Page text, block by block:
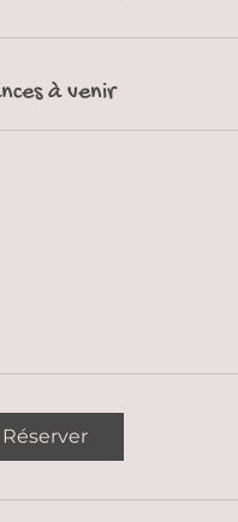
à venir
Réserver